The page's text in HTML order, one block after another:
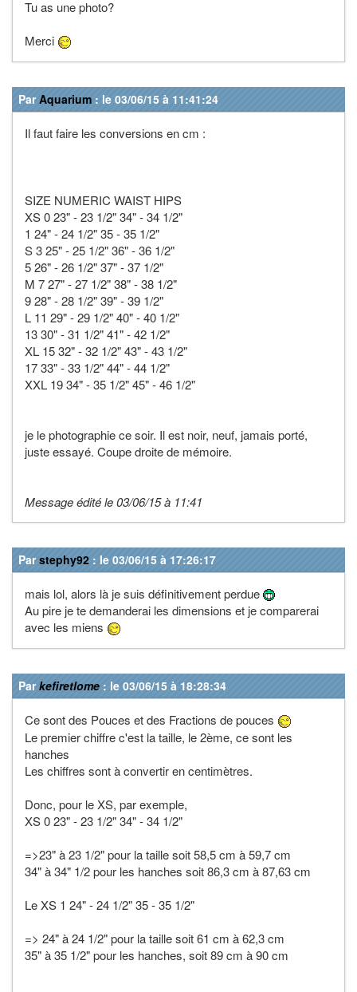
Tu as une photo?
Merci
ParAquarium : le 03/06/15 à 11:41:24
Il faut faire les conversions en cm :
SIZE NUMERIC WAIST HIPS
XS 0 23" - 23 1/2" 34" - 34 1/2"
1 24" - 24 1/2" 35 - 35 1/2"
S 3 25" - 25 1/2" 36" - 36 1/2"
5 26" - 26 1/2" 37" - 37 1/2"
M 7 27" - 27 1/2" 38" - 38 1/2"
9 28" - 28 1/2" 39" - 39 1/2"
L 11 29" - 29 1/2" 40" - 40 1/2"
13 30" - 31 1/2" 41" - 42 1/2"
XL 15 32" - 32 1/2" 43" - 43 1/2"
17 33" - 33 1/2" 44" - 44 1/2"
XXL 19 34" - 35 1/2" 45" - 46 1/2"
je le photographie ce soir. Il est noir, neuf, jamais porté,
juste essayé. Coupe droite de mémoire.
Message édité le 03/06/15 à 11:41
Parstephy92 : le 03/06/15 à 17:26:17
mais lol, alors là je suis définitivement perdue
Au pire je te demanderai les dimensions et je comparerai
avec les miens
Parkefiretlome : le 03/06/15 à 18:28:34
Ce sont des Pouces et des Fractions de pouces
Le premier chiffre c'est la taille, le 2ème, ce sont les
hanches
Les chiffres sont à convertir en centimètres.
Donc, pour le XS, par exemple,
XS 0 23" - 23 1/2" 34" - 34 1/2"
=>23" à 23 1/2" pour la taille soit 58,5 cm à 59,7 cm
34" à 34" 1/2 pour les hanches soit 86,3 cm à 87,63 cm
Le XS 1 24" - 24 1/2" 35 - 35 1/2"
=> 24" à 24 1/2" pour la taille soit 61 cm à 62,3 cm
35" à 35 1/2" pour les hanches, soit 89 cm à 90 cm